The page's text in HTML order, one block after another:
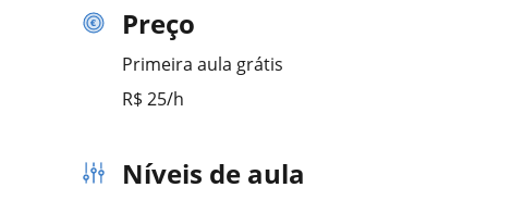
Preço
Primeira aula grátis
R$ 25/h
Níveis de aula